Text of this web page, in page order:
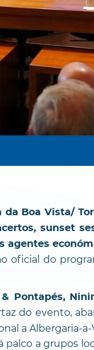
Boa Vista/
sunset
oficial do
Pontapés,
do evento,
a Albergaria-
a grupos